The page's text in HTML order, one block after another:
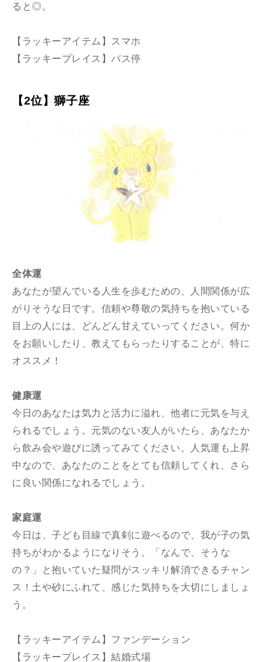
ると◎。
【ラッキーアイテム】スマホ
【ラッキープレイス】バス停
【2位】獅子座
全体運
あなたが望んでいる人生を歩むための、人間関係が広
がりそうな日です。信頼や尊敬の気持ちを抱いている
目上の人には、どんどん甘えていってください。何か
をお願いしたり、教えてもらったりすることが、特に
オススメ！
健康運
今日のあなたは気力と活力に溢れ、他者に元気を与え
られるでしょう。元気のない友人がいたら、あなたか
ら飲み会や遊びに誘ってみてください。人気運も上昇
中なので、あなたのことをとても信頼してくれ、さら
に良い関係になれるでしょう。
家庭運
今日は、子ども目線で真剣に遊べるので、我が子の気
持ちがわかるようになりそう。「なんで、そうな
の？」と抱いていた疑問がスッキリ解消できるチャン
ス！土や砂にふれて、感じた気持ちを大切にしましょ
う。
【ラッキーアイテム】ファンデーション
【ラッキープレイス】結婚式場